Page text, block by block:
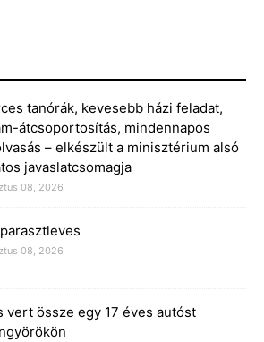
tanórák, kevesebb házi feladat,
átcsoportosítás, mindennapos
– elkészült a minisztérium alsó
javaslatcsomagja
08, 2026
08, 2026
vert össze egy 17 éves autóst